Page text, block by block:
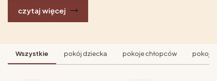
czytaj więcej
Wszystkie pokój dziecka pokoje chłopców pokoje